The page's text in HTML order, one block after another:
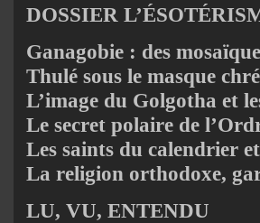
DOSSIER
Ganagobie : des
Thulé sous le masque
L’image du Golgotha et
Le secret polaire de
Les saints du calendrier
La religion orthodoxe,
LU, VU, ENTENDU